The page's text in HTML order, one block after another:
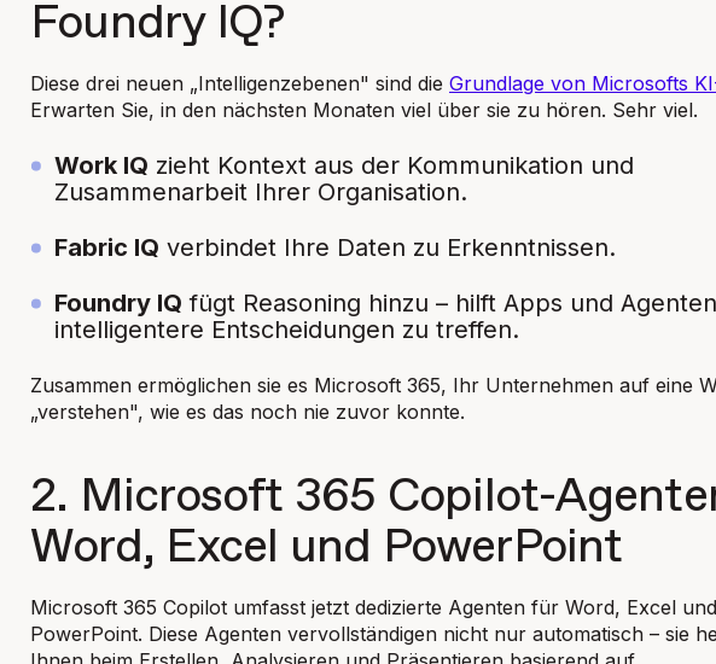
Foundry IQ?
Diese drei neuen „Intelligenzebenen" sind die Grundlage von Microsofts
Erwarten Sie, in den nächsten Monaten viel über sie zu hören. Sehr viel.
Work IQ zieht Kontext aus der Kommunikation und
Zusammenarbeit Ihrer Organisation.
Fabric IQ verbindet Ihre Daten zu Erkenntnissen.
Foundry IQ fügt Reasoning hinzu – hilft Apps und
intelligentere Entscheidungen zu treffen.
Zusammen ermöglichen sie es Microsoft 365, Ihr Unternehmen auf eine
„verstehen", wie es das noch nie zuvor konnte.
2. Microsoft 365 Copilot-
Word, Excel und PowerPoint
Microsoft 365 Copilot umfasst jetzt dedizierte Agenten für Word, Excel und
PowerPoint. Diese Agenten vervollständigen nicht nur automatisch – sie